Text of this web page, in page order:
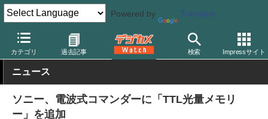
Powered by Translate
カテゴリ 過去記事 検索 Impressサイト
デジカメ Watch 撮影用品 ストロボ（フラッシュ） ソニー
ニュース
ソニー、電波式コマンダーに「TTL光量メモリ
ー」を追加